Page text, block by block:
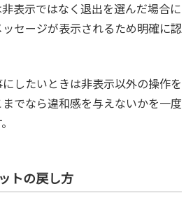
表示ではなく退出を選んだ場合に
セージが表示されるため明確に認
したいときは非表示以外の操作を
でなら違和感を与えないかを一度
トの戻し方